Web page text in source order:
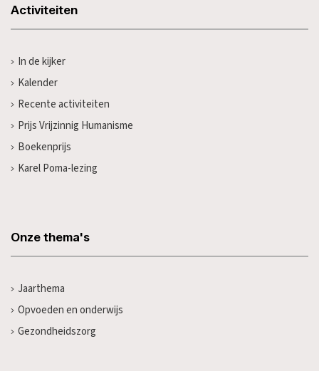
Activiteiten
In de kijker
Kalender
Recente activiteiten
Prijs Vrijzinnig Humanisme
Boekenprijs
Karel Poma-lezing
Onze thema's
Jaarthema
Opvoeden en onderwijs
Gezondheidszorg